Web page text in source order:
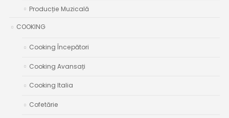
Producție Muzicală
COOKING
Cooking Începători
Cooking Avansați
Cooking Italia
Cofetărie